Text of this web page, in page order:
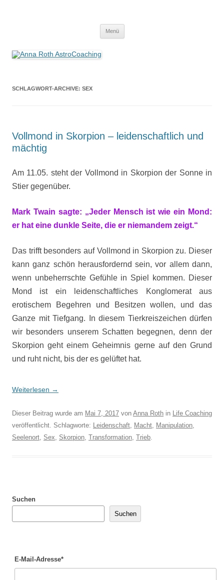
Menü
SCHLAGWORT-ARCHIVE: SEX
Vollmond in Skorpion – leidenschaftlich und
mächtig
Am 11.05. steht der Vollmond in Skorpion der Sonne in
Stier gegenüber.
Mark Twain sagte: „Jeder Mensch ist wie ein Mond:
er hat eine dunkle Seite, die er niemandem zeigt.“
Das trifft besonders auf Vollmond in Skorpion zu. Dieser
kann ganz schön herausfordernd sein, vor allem dann,
wenn unbeherrschte Gefühle in Spiel kommen. Dieser
Mond ist ein leidenschaftliches Konglomerat aus
erotischem Begehren und Besitzen wollen, und das
Ganze mit Tiefgang. In diesem Tierkreiszeichen dürfen
wir besonders unserem Schatten begegnen, denn der
Skorpion geht einem Geheimnis gerne auf den Grund
und ruht nicht, bis der es gelüftet hat.
Weiterlesen →
Dieser Beitrag wurde am Mai 7, 2017 von Anna Roth in Life Coaching
veröffentlicht. Schlagworte: Leidenschaft, Macht, Manipulation,
Seelenort, Sex, Skorpion, Transformation, Trieb.
Suchen
Suchen
E-Mail-Adresse*